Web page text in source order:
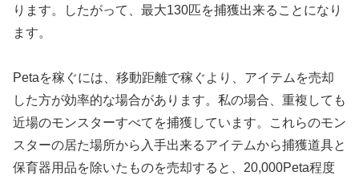
ります。したがって、最大130匹を捕獲出来ることになり
ます。
Petaを稼ぐには、移動距離で稼ぐより、アイテムを売却
した方が効率的な場合があります。私の場合、重複しても
近場のモンスターすべてを捕獲しています。これらのモン
スターの居た場所から入手出来るアイテムから捕獲道具と
保育器用品を除いたものを売却すると、20,000Peta程度